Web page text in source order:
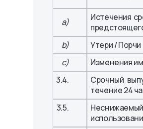
a)
Истечения
b) Утери /
c)
Изменения
3.4.
Срочный
течение 24
3.5.